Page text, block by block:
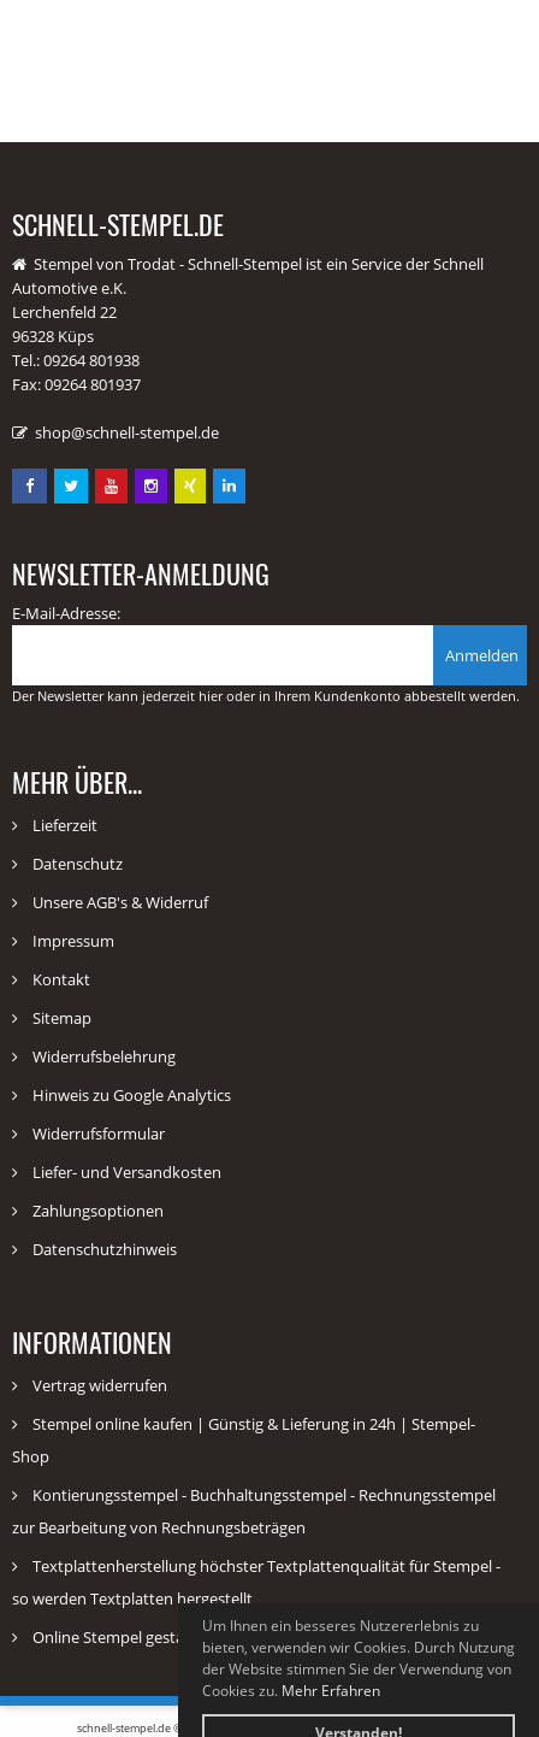
SCHNELL-STEMPEL.DE
Stempel von Trodat - Schnell-Stempel ist ein Service der Schnell
Automotive e.K.
Lerchenfeld 22
96328 Küps
Tel.: 09264 801938
Fax: 09264 801937
shop@schnell-stempel.de
NEWSLETTER-ANMELDUNG
E-Mail-Adresse:
Anmelden
Der Newsletter kann jederzeit hier oder in Ihrem Kundenkonto abbestellt werden.
MEHR ÜBER...
Lieferzeit
Datenschutz
Unsere AGB's & Widerruf
Impressum
Kontakt
Sitemap
Widerrufsbelehrung
Hinweis zu Google Analytics
Widerrufsformular
Liefer- und Versandkosten
Zahlungsoptionen
Datenschutzhinweis
INFORMATIONEN
Vertrag widerrufen
Stempel online kaufen | Günstig & Lieferung in 24h | Stempel-
Shop
Kontierungsstempel - Buchhaltungsstempel - Rechnungsstempel
zur Bearbeitung von Rechnungsbeträgen
Textplattenherstellung höchster Textplattenqualität für Stempel -
so werden Textplatten hergestellt
Online Stempel gestalten & kaufen Günstig bei schnell-stempel.de
schnell-stempel.de © 2026 | Stempel individuell bestellen: schnell-stempel.de
Um Ihnen ein besseres Nutzererlebnis zu
bieten, verwenden wir Cookies. Durch Nutzung
der Website stimmen Sie der Verwendung von
Cookies zu. Mehr Erfahren
Verstanden!